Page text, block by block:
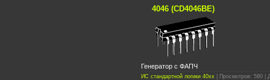
4046 (CD4046BE)
Генератор с ФАПЧ
ИС стандартной логики 40xx | Просмотров: 580 |